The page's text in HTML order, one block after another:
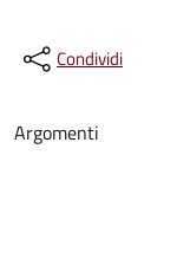
Condividi
Argomenti